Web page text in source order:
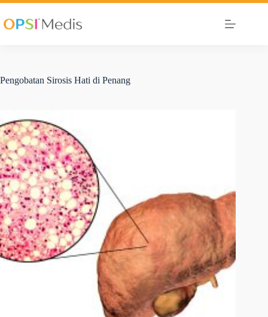
Pengobatan Sirosis Hati di Penang